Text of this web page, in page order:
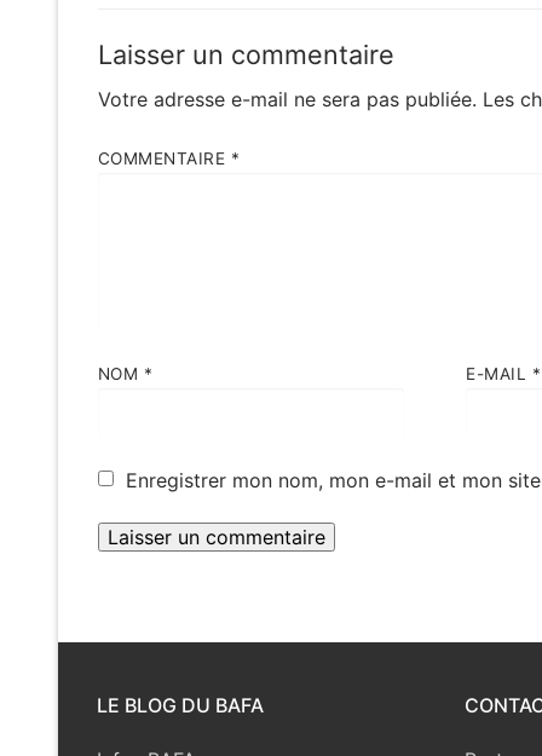
Laisser un commentaire
Votre adresse e-mail ne sera pas publiée. Les
COMMENTAIRE *
NOM * E-MAIL *
Enregistrer mon nom, mon e-mail et mon
LE BLOG DU BAFA